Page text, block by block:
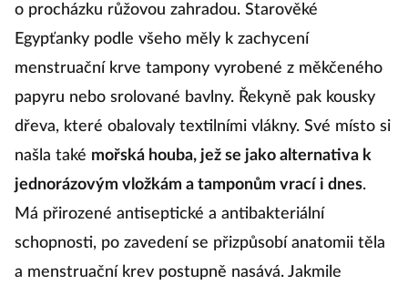
o procházku růžovou zahradou. Starověké
Egypťanky podle všeho měly k zachycení
menstruační krve tampony vyrobené z měkčeného
papyru nebo srolované bavlny. Řekyně pak kousky
dřeva, které obalovaly textilními vlákny. Své místo si
našla také mořská houba, jež se jako alternativa k
jednorázovým vložkám a tamponům vrací i dnes.
Má přirozené antiseptické a antibakteriální
schopnosti, po zavedení se přizpůsobí anatomii těla
a menstruační krev postupně nasává. Jakmile